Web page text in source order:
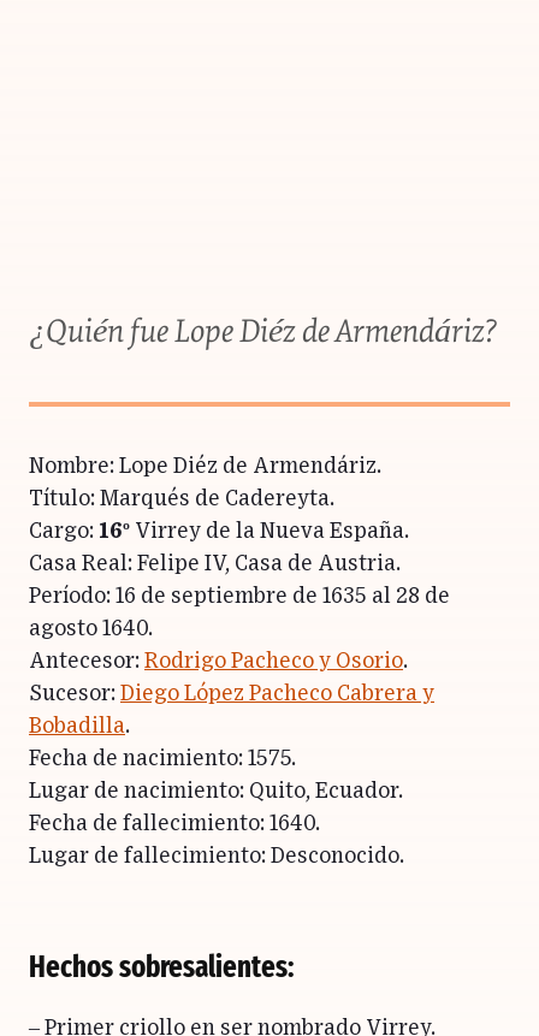
¿Quién fue Lope Diéz de Armendáriz?
Nombre: Lope Diéz de Armendáriz.
Título: Marqués de Cadereyta.
Cargo: 16º Virrey de la Nueva España.
Casa Real: Felipe IV, Casa de Austria.
Período: 16 de septiembre de 1635 al 28 de
agosto 1640.
Antecesor: Rodrigo Pacheco y Osorio.
Sucesor: Diego López Pacheco Cabrera y
Bobadilla.
Fecha de nacimiento: 1575.
Lugar de nacimiento: Quito, Ecuador.
Fecha de fallecimiento: 1640.
Lugar de fallecimiento: Desconocido.
Hechos sobresalientes:
– Primer criollo en ser nombrado Virrey.